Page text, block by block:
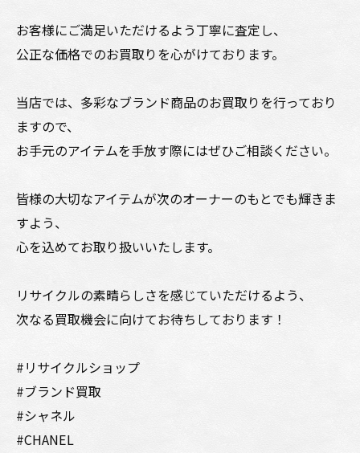
お客様にご満足いただけるよう丁寧に査定し、
公正な価格でのお買取りを心がけております。
当店では、多彩なブランド商品のお買取りを行っており
ますので、
お手元のアイテムを手放す際にはぜひご相談ください。
皆様の大切なアイテムが次のオーナーのもとでも輝きま
すよう、
心を込めてお取り扱いいたします。
リサイクルの素晴らしさを感じていただけるよう、
次なる買取機会に向けてお待ちしております！
#リサイクルショップ
#ブランド買取
#シャネル
#CHANEL